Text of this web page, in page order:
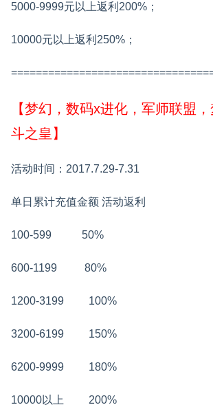
5000-9999元以上返利200%；
10000元以上返利250%；
【梦幻，数码x进化，军师联盟
斗之皇】
活动时间：2017.7.29-7.31
单日累计充值金额 活动返利
100-599 50%
600-1199 80%
1200-3199 100%
3200-6199 150%
6200-9999 180%
10000以上 200%